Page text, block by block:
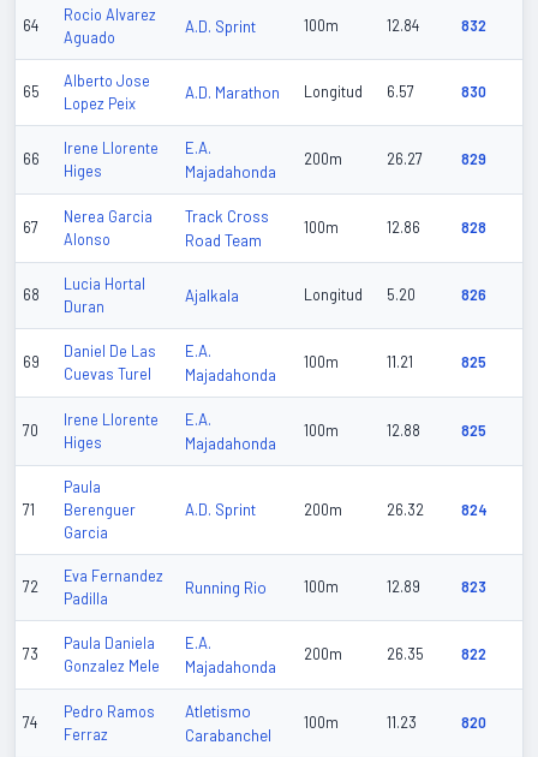
64
Rocio Alvarez
Aguado
A.D. Sprint 100m 12.84 832
65
Alberto Jose
Lopez Peix
A.D. Marathon Longitud 6.57 830
66
Irene Llorente
Higes
E.A.
Majadahonda
200m 26.27 829
67
Nerea Garcia
Alonso
Track Cross
Road Team
100m 12.86 828
68
Lucia Hortal
Duran
Ajalkala Longitud 5.20 826
69
Daniel De Las
Cuevas Turel
E.A.
Majadahonda
100m 11.21 825
70
Irene Llorente
Higes
E.A.
Majadahonda
100m 12.88 825
71
Paula
Berenguer
Garcia
A.D. Sprint 200m 26.32 824
72
Eva Fernandez
Padilla
Running Rio 100m 12.89 823
73
Paula Daniela
Gonzalez Mele
E.A.
Majadahonda
200m 26.35 822
74
Pedro Ramos
Ferraz
Atletismo
Carabanchel
100m 11.23 820